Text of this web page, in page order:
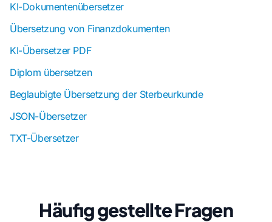
KI-Dokumentenübersetzer
Übersetzung von Finanzdokumenten
KI-Übersetzer PDF
Diplom übersetzen
Beglaubigte Übersetzung der Sterbeurkunde
JSON-Übersetzer
TXT-Übersetzer
Häufig gestellte Fragen